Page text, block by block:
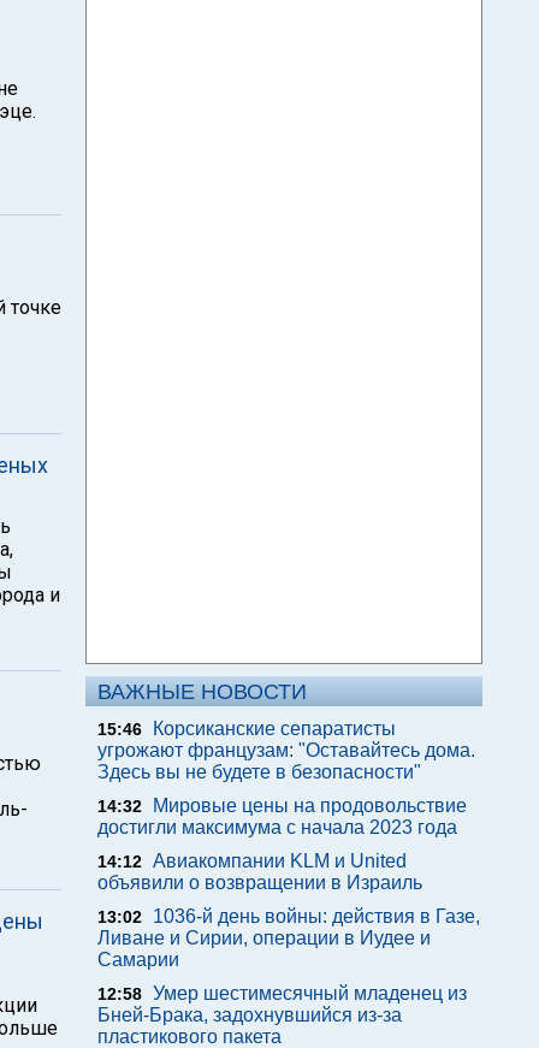
точке
и
ВАЖНЫЕ НОВОСТИ
15:46
Корсиканские сепаратисты
угрожают французам: "Оставайтесь дома.
Здесь вы не будете в безопасности"
14:32
Мировые цены на продовольствие
достигли максимума с начала 2023 года
14:12 Авиакомпании KLM и United
объявили о возвращении в Израиль
13:02
1036-й день войны: действия в Газе,
Ливане и Сирии, операции в Иудее и
Самарии
12:58 Умер шестимесячный младенец из
Бней-Брака, задохнувшийся из-за
пластикового пакета